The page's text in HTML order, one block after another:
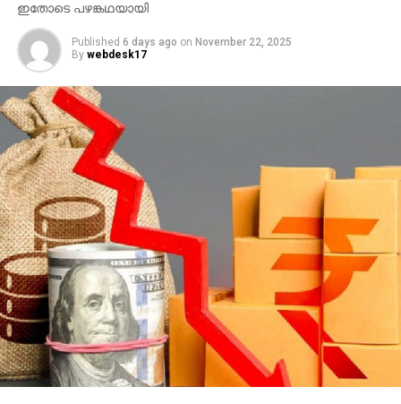
ഇതോടെ പഴങ്കഥയായി
Published 6 days ago on November 22, 2025
By webdesk17